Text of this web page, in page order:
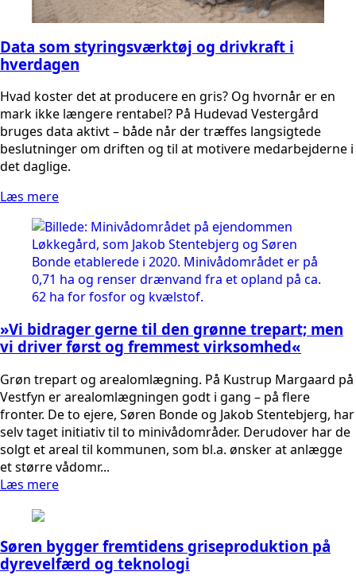
Data som styringsværktøj og drivkraft i
hverdagen
Hvad koster det at producere en gris? Og hvornår er en
mark ikke længere rentabel? På Hudevad Vestergård
bruges data aktivt – både når der træffes langsigtede
beslutninger om driften og til at motivere medarbejderne i
det daglige.
Læs mere
»Vi bidrager gerne til den grønne trepart; men
vi driver først og fremmest virksomhed«
Grøn trepart og arealomlægning. På Kustrup Margaard på
Vestfyn er arealomlægningen godt i gang – på flere
fronter. De to ejere, Søren Bonde og Jakob Stentebjerg, har
selv taget initiativ til to minivådområder. Derudover har de
solgt et areal til kommunen, som bl.a. ønsker at anlægge
et større vådomr...
Læs mere
Søren bygger fremtidens griseproduktion på
dyrevelfærd og teknologi